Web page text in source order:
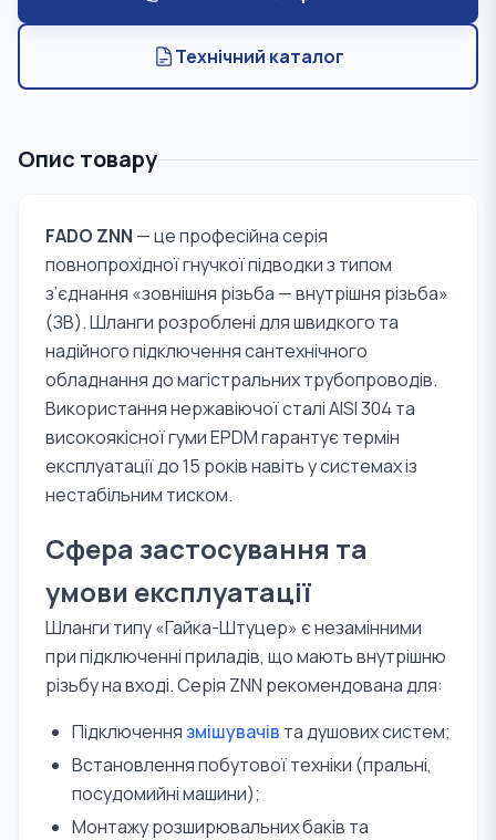
Технічний каталог
Опис товару
FADO ZNN — це професійна серія
повнопрохідної гнучкої підводки з типом
з’єднання «зовнішня різьба — внутрішня різьба»
(ЗВ). Шланги розроблені для швидкого та
надійного підключення сантехнічного
обладнання до магістральних трубопроводів.
Використання нержавіючої сталі AISI 304 та
високоякісної гуми EPDM гарантує термін
експлуатації до 15 років навіть у системах із
нестабільним тиском.
Сфера застосування та
умови експлуатації
Шланги типу «Гайка-Штуцер» є незамінними
при підключенні приладів, що мають внутрішню
різьбу на вході. Серія ZNN рекомендована для:
Підключеннязмішувачів та душових систем;
Встановлення побутової техніки (пральні,
посудомийні машини);
Монтажу розширювальних баків та